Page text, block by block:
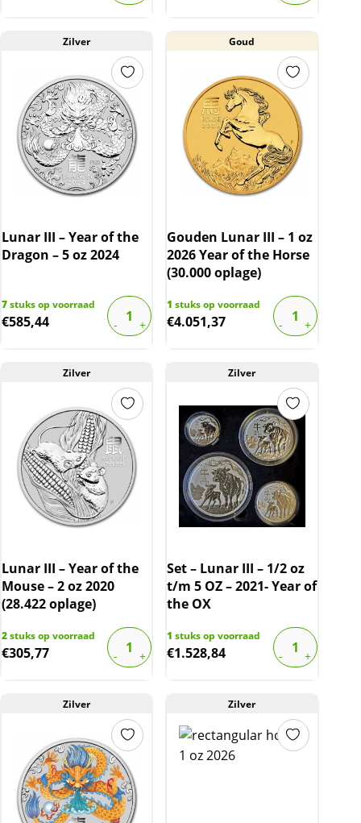
Zilver
Lunar III – Year of the
Dragon – 5 oz 2024
7stuks op voorraad
€585,44
Goud
Gouden Lunar III – 1 oz
2026 Year of the Horse
(30.000 oplage)
1 stuks op voorraad
€4.051,37
Zilver
Lunar III – Year of the
Mouse – 2 oz 2020
(28.422 oplage)
2stuks op voorraad
€305,77
Zilver
Set – Lunar III – 1/2 oz
t/m 5 OZ – 2021- Year of
the OX
1 stuks op voorraad
€1.528,84
Zilver Zilver